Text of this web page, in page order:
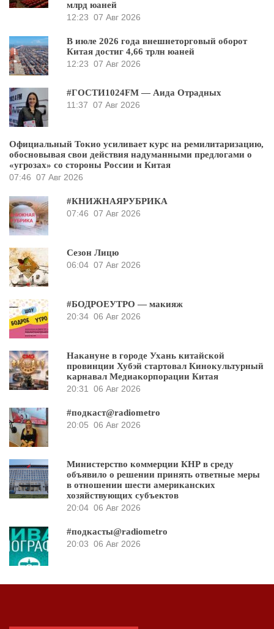
млрд юаней
12:23 07 Авг 2026
В июле 2026 года внешнеторговый оборот
Китая достиг 4,66 трлн юаней
12:23 07 Авг 2026
#ГОСТИ1024FM — Аида Отрадных
11:37 07 Авг 2026
Официальный Токио усиливает курс на ремилитаризацию,
обосновывая свои действия надуманными предлогами о
«угрозах» со стороны России и Китая
07:46 07 Авг 2026
#КНИЖНАЯРУБРИКА
07:46 07 Авг 2026
Сезон Лицю
06:04 07 Авг 2026
#БОДРОЕУТРО — макияж
20:34 06 Авг 2026
Накануне в городе Ухань китайской
провинции Хубэй стартовал Кинокультурный
карнавал Медиакорпорации Китая
20:31
06 Авг 2026
#подкаст@radiometro
20:05 06 Авг 2026
Министерство коммерции КНР в среду
объявило о решении принять ответные меры
в отношении шести американских
хозяйствующих субъектов
20:04 06 Авг 2026
#подкасты@radiometro
20:03 06 Авг 2026